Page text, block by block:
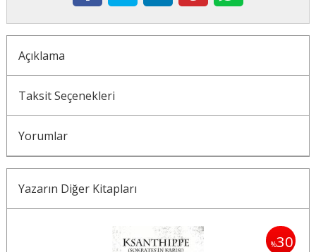
Açıklama
Taksit Seçenekleri
Yorumlar
Yazarın Diğer Kitapları
%30